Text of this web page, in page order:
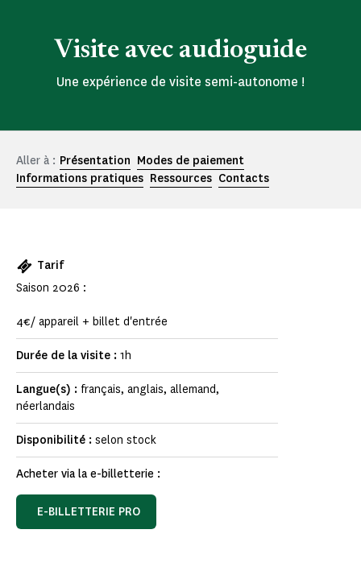
Visite avec audioguide
Une expérience de visite semi-autonome !
Aller à : Présentation Modes de paiement
Informations pratiques Ressources Contacts
Tarif
Saison 2026 :
4€/ appareil + billet d'entrée
Durée de la visite : 1h
Langue(s) : français, anglais, allemand,
néerlandais
Disponibilité : selon stock
Acheter via la e-billetterie :
E-BILLETTERIE PRO